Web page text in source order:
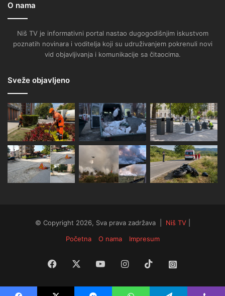
O nama
Niš TV je informativni portal nastao dugogodišnjim iskustvom
poznatih novinara i voditelja koji su udruživanjem pokrenuli novi
vid objavljivanja i komunikacije sa čitaocima.
Sveže objavljeno
© Copyright 2026, Sva prava zadržava | Niš TV|
Početna
O nama Impresum
Facebook YouTubeInstagram
TikTok